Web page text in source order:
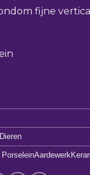
fijne
Dieren